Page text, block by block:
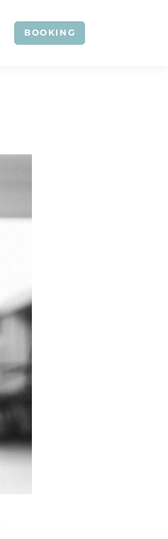
BOOKING